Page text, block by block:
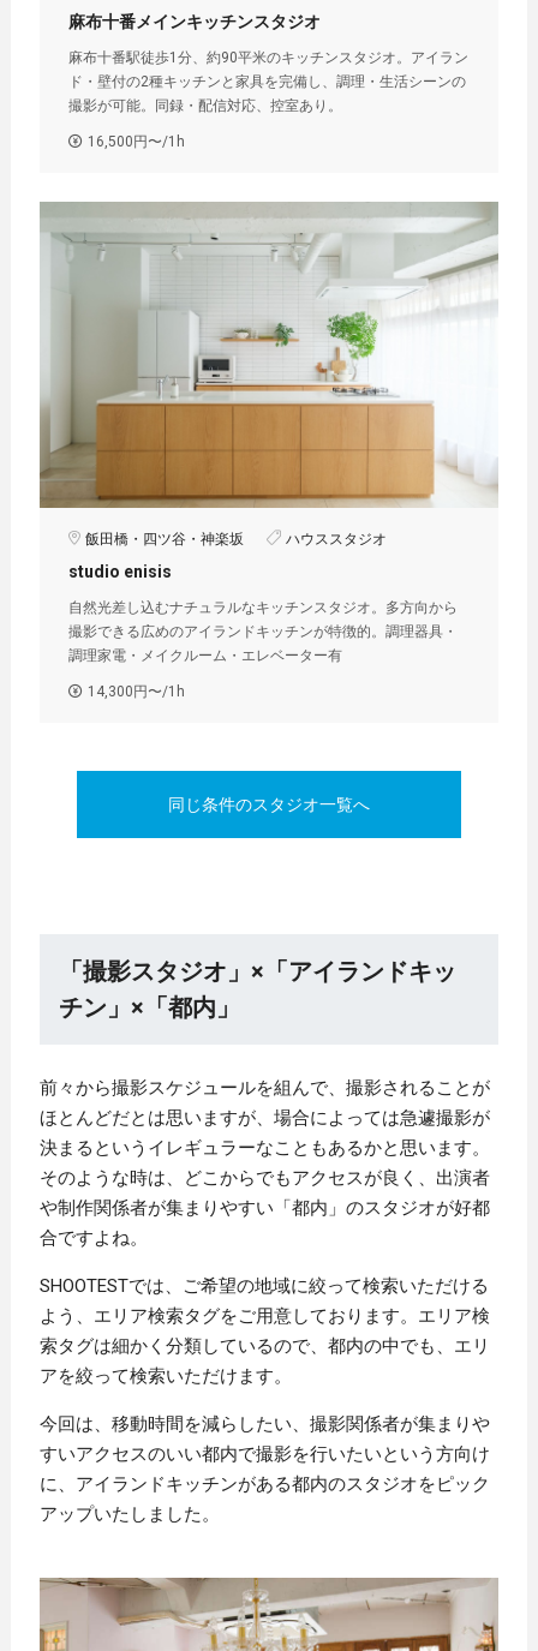
麻布十番メインキッチンスタジオ
麻布十番駅徒歩1分、約90平米のキッチンスタジオ。アイラン
ド・壁付の2種キッチンと家具を完備し、調理・生活シーンの
撮影が可能。同録・配信対応、控室あり。
16,500円〜/1h
飯田橋・四ツ谷・神楽坂 ハウススタジオ
studio enisis
自然光差し込むナチュラルなキッチンスタジオ。多方向から
撮影できる広めのアイランドキッチンが特徴的。調理器具・
調理家電・メイクルーム・エレベーター有
14,300円〜/1h
同じ条件のスタジオ一覧へ
「撮影スタジオ」×「アイランドキッ
チン」×「都内」
前々から撮影スケジュールを組んで、撮影されることが
ほとんどだとは思いますが、場合によっては急遽撮影が
決まるというイレギュラーなこともあるかと思います。
そのような時は、どこからでもアクセスが良く、出演者
や制作関係者が集まりやすい「都内」のスタジオが好都
合ですよね。
SHOOTESTでは、ご希望の地域に絞って検索いただける
よう、エリア検索タグをご用意しております。エリア検
索タグは細かく分類しているので、都内の中でも、エリ
アを絞って検索いただけます。
今回は、移動時間を減らしたい、撮影関係者が集まりや
すいアクセスのいい都内で撮影を行いたいという方向け
に、アイランドキッチンがある都内のスタジオをピック
アップいたしました。